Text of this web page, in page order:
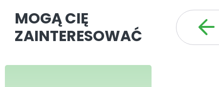
MOGĄ CIĘ
ZAINTERESOWAĆ